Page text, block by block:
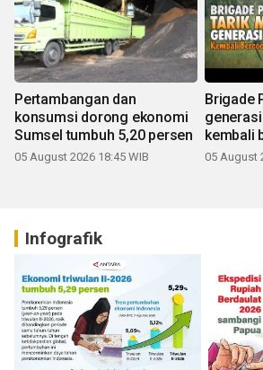
Pertambangan dan
konsumsi dorong ekonomi
Sumsel tumbuh 5,20 persen
05 August 2026 18:45 WIB
Brigade
kembali
05 August
Infografik